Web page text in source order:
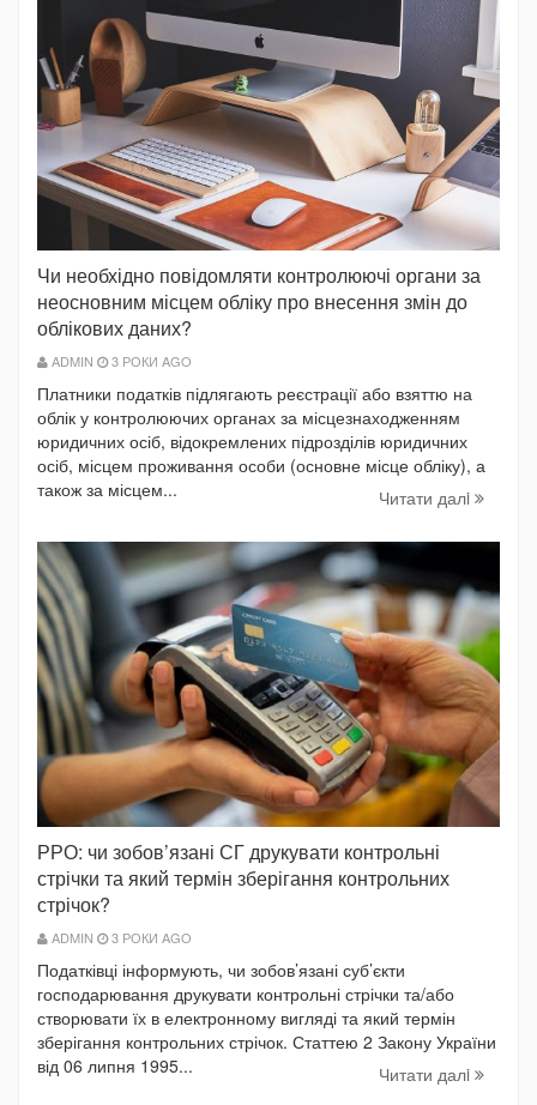
Чи необхідно повідомляти контролюючі органи за
неосновним місцем обліку про внесення змін до
облікових даних?
ADMIN 3 РОКИ AGO
Платники податків підлягають реєстрації або взяттю на
облік у контролюючих органах за місцезнаходженням
юридичних осіб, відокремлених підрозділів юридичних
осіб, місцем проживання особи (основне місце обліку), а
також за місцем...
Читати далi
РРО: чи зобов’язані СГ друкувати контрольні
стрічки та який термін зберігання контрольних
стрічок?
ADMIN 3 РОКИ AGO
Податківці інформують, чи зобов’язані суб’єкти
господарювання друкувати контрольні стрічки та/або
створювати їх в електронному вигляді та який термін
зберігання контрольних стрічок. Статтею 2 Закону України
від 06 липня 1995...
Читати далi